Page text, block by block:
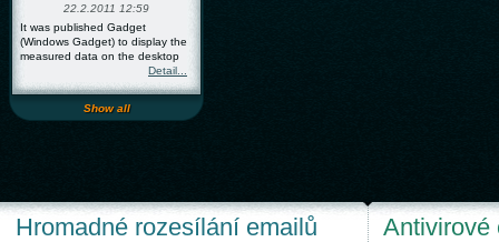
22.2.2011 12:59
It was published Gadget
(Windows Gadget) to display the
measured data on the desktop
Detail...
Show all
Hromadné rozesílání emailů Antivirové